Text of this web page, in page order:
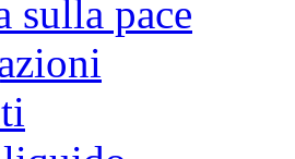
sulla pace